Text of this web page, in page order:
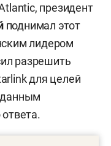
президент
поднимал этот
лидером
разрешить
для целей
данным